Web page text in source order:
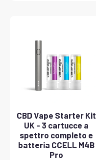
CBD Vape Starter Kit
UK - 3 cartucce a
spettro completo e
batteria CCELL M4B
Pro